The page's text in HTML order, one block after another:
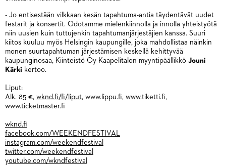
- Jo entisestään vilkkaan kesän tapahtuma-antia täydentävät uudet
festarit ja konsertit. Odotamme mielenkiinnolla ja innolla yhteistyötä
niin uusien kuin tuttujenkin tapahtumanjärjestäjien kanssa. Suuri
kiitos kuuluu myös Helsingin kaupungille, joka mahdollistaa näinkin
monen suurtapahtuman järjestämisen keskellä kehittyvää
kaupunginosaa, Kiinteistö Oy Kaapelitalon myyntipäällikkö Jouni
Kärki kertoo.
Liput:
Alk. 85 €, wknd.fi/fi/liput, www.lippu.fi, www.tiketti.fi,
www.ticketmaster.fi
wknd.fi
facebook.com/WEEKENDFESTIVAL
instagram.com/weekendfestival
twitter.com/weekendfestival
youtube.com/wkndfestival